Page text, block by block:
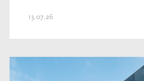
13.07.26